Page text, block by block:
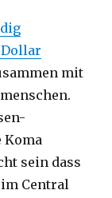
mit
Koma
sein dass
Central